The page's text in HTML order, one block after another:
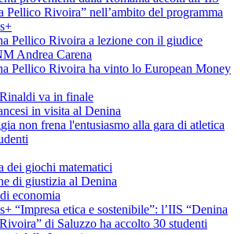
Pellico Rivoira” nell’ambito del programma
Pellico Rivoira a lezione con il giudice
Andrea Carena
Pellico Rivoira ha vinto lo European Money
va in finale
in visita al Denina
non frena l'entusiasmo alla gara di atletica
dei giochi matematici
di giustizia al Denina
economia
“Impresa etica e sostenibile”: l’IIS “Denina
di Saluzzo ha accolto 30 studenti